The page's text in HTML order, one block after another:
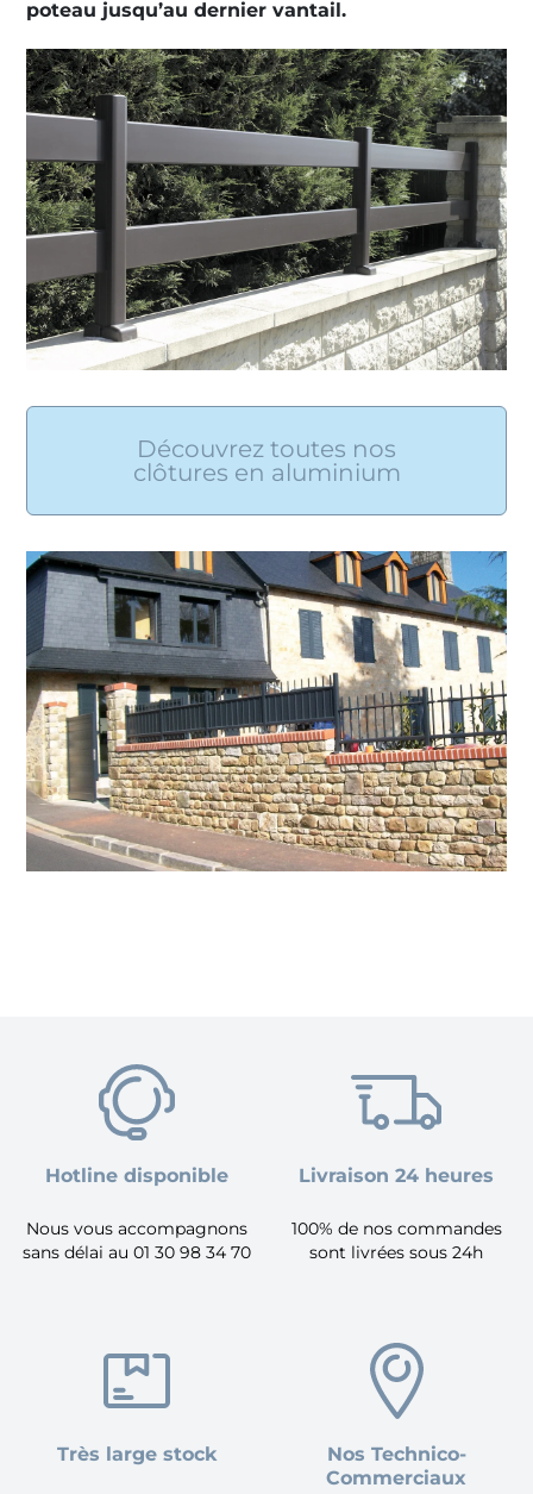
poteau jusqu’au dernier vantail.
Découvrez toutes nos
clôtures en aluminium
Hotline disponible
Nous vous accompagnons
sans délai au 01 30 98 34 70
Livraison 24 heures
100% de nos commandes
sont livrées sous 24h
Très large stock
Nos Technico-
Commerciaux